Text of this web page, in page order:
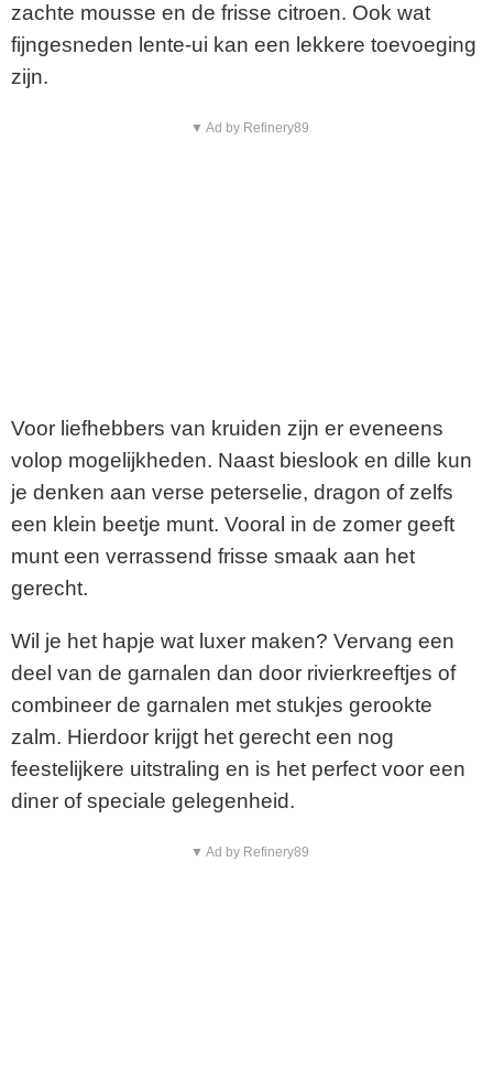
zachte mousse en de frisse citroen. Ook wat
fijngesneden lente-ui kan een lekkere toevoeging
zijn.
▼ Ad by Refinery89
Voor liefhebbers van kruiden zijn er eveneens
volop mogelijkheden. Naast bieslook en dille kun
je denken aan verse peterselie, dragon of zelfs
een klein beetje munt. Vooral in de zomer geeft
munt een verrassend frisse smaak aan het
gerecht.
Wil je het hapje wat luxer maken? Vervang een
deel van de garnalen dan door rivierkreeftjes of
combineer de garnalen met stukjes gerookte
zalm. Hierdoor krijgt het gerecht een nog
feestelijkere uitstraling en is het perfect voor een
diner of speciale gelegenheid.
▼ Ad by Refinery89